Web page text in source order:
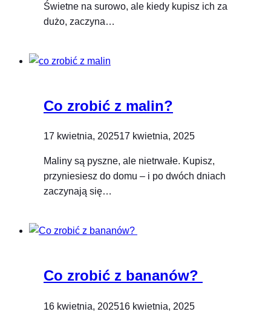
Świetne na surowo, ale kiedy kupisz ich za
dużo, zaczyna…
Co zrobić z malin?
17 kwietnia, 202517 kwietnia, 2025
Maliny są pyszne, ale nietrwałe. Kupisz,
przyniesiesz do domu – i po dwóch dniach
zaczynają się…
Co zrobić z bananów?
16 kwietnia, 202516 kwietnia, 2025